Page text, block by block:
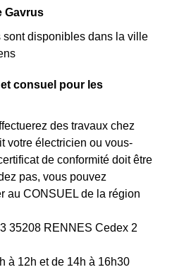
Gavrus
sont disponibles dans la ville
consuel pour les
des travaux chez
votre électricien ou vous-
de conformité doit être
pas, vous pouvez
au CONSUEL de la région
35208 RENNES Cedex 2
à 12h et de 14h à 16h30